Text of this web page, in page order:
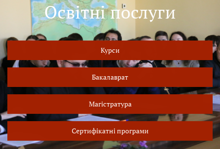
Освітні послуги
Курси
Бакалаврат
Магістратура
Сертифікатні програми